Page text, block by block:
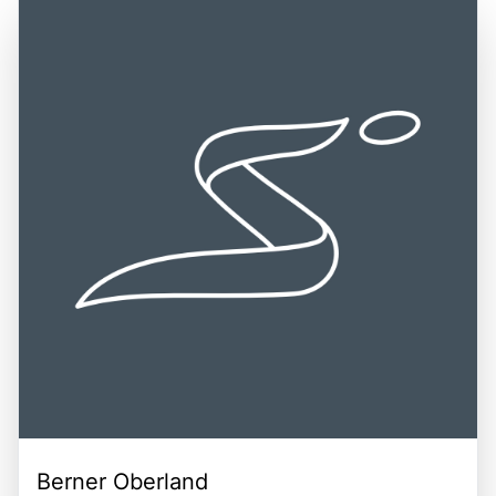
Atmosphäre macht den Mont Blanc zu einem
unverzichtbaren Ziel für Reisende.
des Bergsports erkunden möchten. Die Kombination aus
der beeindruckenden Höhe, der reichen Geschichte und
den vielfältigen Freizeitmöglichkeiten macht den Mont
Blanc zu einem unvergesslichen Erlebnis für jeden
Berner Oberland